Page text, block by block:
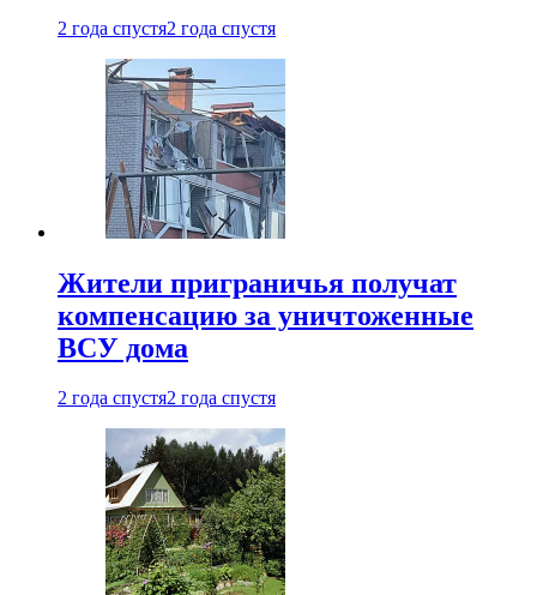
2 года спустя2 года спустя
Жители приграничья получат
компенсацию за уничтоженные
ВСУ дома
2 года спустя2 года спустя